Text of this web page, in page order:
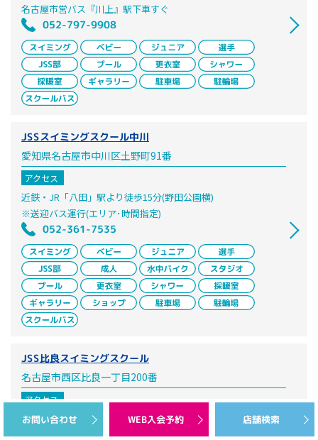
名古屋市営バス『川上』駅下車すぐ
052-797-9908
JSSスイミングスクール中川
愛知県名古屋市中川区土野町91番
アクセス
近鉄・JR「八田」駅より徒歩15分(野田公園横)
※送迎バス運行(エリア･時間指定)
052-361-7535
JSS比良スイミングスクール
名古屋市西区比良一丁目200番
アクセス
市バス蛇池神社前下車/徒歩1分
052-501-3400
お問い合わせ WEB入会予約 店舗検索